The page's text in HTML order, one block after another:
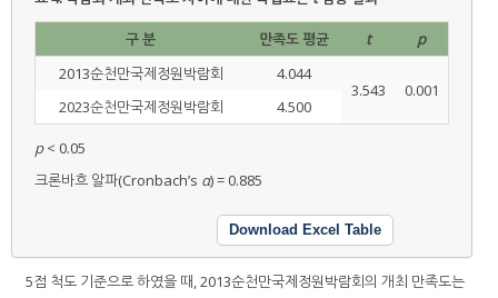
구 분 만족도 평균 t
p
2013순천만국제정원박람회
4.044
3.543
0.001
2023순천만국제정원박람회
4.500
p< 0.05
크론바흐 알파(Cronbach’s α) = 0.885
Download Excel Table
5점 척도 기준으로 하였을 때, 2013순천만국제정원박람회의 개최 만족도는